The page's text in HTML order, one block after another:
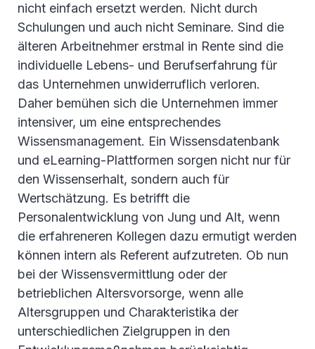
nicht einfach ersetzt werden. Nicht durch
Schulungen und auch nicht Seminare. Sind die
älteren Arbeitnehmer erstmal in Rente sind die
individuelle Lebens- und Berufserfahrung für
das Unternehmen unwiderruflich verloren.
Daher bemühen sich die Unternehmen immer
intensiver, um eine entsprechendes
Wissensmanagement. Ein Wissensdatenbank
und eLearning-Plattformen sorgen nicht nur für
den Wissenserhalt, sondern auch für
Wertschätzung. Es betrifft die
Personalentwicklung von Jung und Alt, wenn
die erfahreneren Kollegen dazu ermutigt werden
können intern als Referent aufzutreten. Ob nun
bei der Wissensvermittlung oder der
betrieblichen Altersvorsorge, wenn alle
Altersgruppen und Charakteristika der
unterschiedlichen Zielgruppen in den